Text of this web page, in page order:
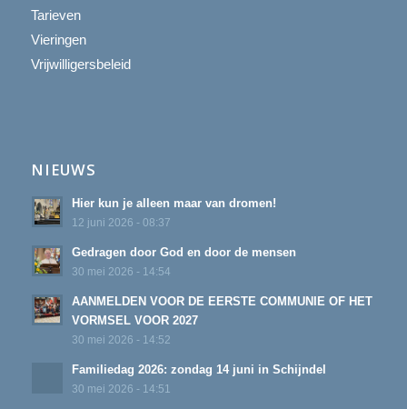
Tarieven
Vieringen
Vrijwilligersbeleid
NIEUWS
Hier kun je alleen maar van dromen!
12 juni 2026 - 08:37
Gedragen door God en door de mensen
30 mei 2026 - 14:54
AANMELDEN VOOR DE EERSTE COMMUNIE OF HET
VORMSEL VOOR 2027
30 mei 2026 - 14:52
Familiedag 2026: zondag 14 juni in Schijndel
30 mei 2026 - 14:51